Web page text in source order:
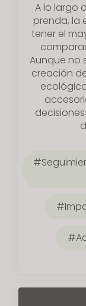
A lo largo
prenda, la
tener el
Aunque no
creación